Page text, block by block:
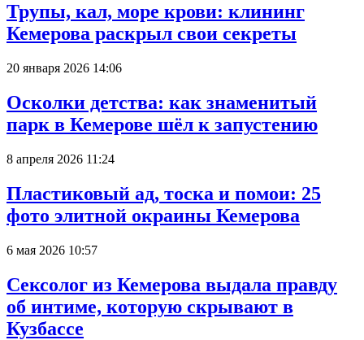
Трупы, кал, море крови: клининг
Кемерова раскрыл свои секреты
20 января 2026 14:06
Осколки детства: как знаменитый
парк в Кемерове шёл к запустению
8 апреля 2026 11:24
Пластиковый ад, тоска и помои: 25
фото элитной окраины Кемерова
6 мая 2026 10:57
Сексолог из Кемерова выдала правду
об интиме, которую скрывают в
Кузбассе